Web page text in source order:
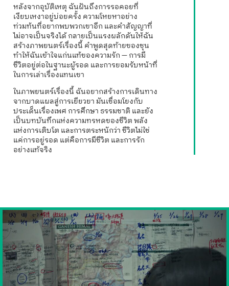
หลังจากอุบัติเหตุ ฉันฝันถึงการรอคอยที่
เงียบเหงาอยู่บ่อยครั้ง ความโหยหาอย่าง
ท่วมท้นที่อยากพบพวกเขาอีก และคำสัญญาที่
ไม่อาจเป็นจริงได้ กลายเป็นแรงผลักดันให้ฉัน
สร้างภาพยนตร์เรื่องนี้ คำพูดสุดท้ายของชุน
ทำให้ฉันเข้าใจแก่นแท้ของความรัก — การมี
ชีวิตอยู่ต่อในฐานะผู้รอด และการยอมรับหน้าที่
ในการเล่าเรื่องแทนเขา
ในภาพยนตร์เรื่องนี้ ฉันอยากสร้างการเดินทาง
จากบาดแผลสู่การเยียวยา มันเชื่อมโยงกับ
ประเด็นเรื่องเพศ การศึกษา ธรรมชาติ และยัง
เป็นบทบันทึกแห่งความทรหดของชีวิต พลัง
แห่งการเติบโต และการตระหนักว่า ชีวิตไม่ใช่
แค่การอยู่รอด แต่คือการมีชีวิต และการรัก
อย่างแท้จริง